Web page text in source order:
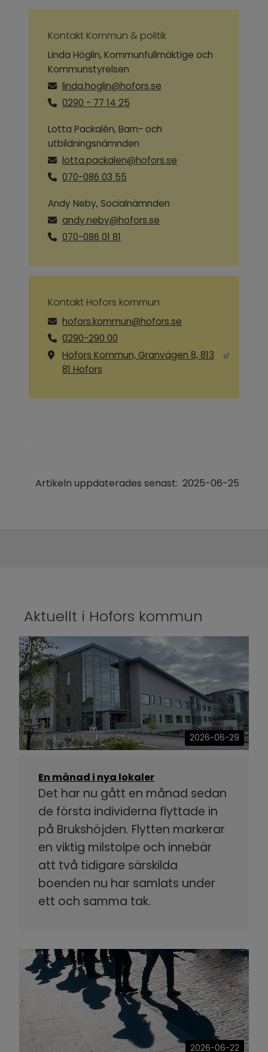
Kontakt Kommun & politik
Linda Höglin, Kommunfullmäktige och
Kommunstyrelsen
linda.hoglin@hofors.se
0290 - 77 14 25
Lotta Packalén, Barn- och
utbildningsnämnden
lotta.packalen@hofors.se
070-086 03 55
Andy Neby, Socialnämnden
andy.neby@hofors.se
070-086 01 81
Kontakt Hofors kommun
hofors.kommun@hofors.se
0290-290 00
Hofors Kommun, Granvägen 8, 813
81 Hofors
Artikeln uppdaterades senast: 2025-06-25
Aktuellt i Hofors kommun
2026-06-29
En månad i nya lokaler
Det har nu gått en månad sedan
de första individerna flyttade in
på Brukshöjden. Flytten markerar
en viktig milstolpe och innebär
att två tidigare särskilda
boenden nu har samlats under
ett och samma tak.
2026-06-22